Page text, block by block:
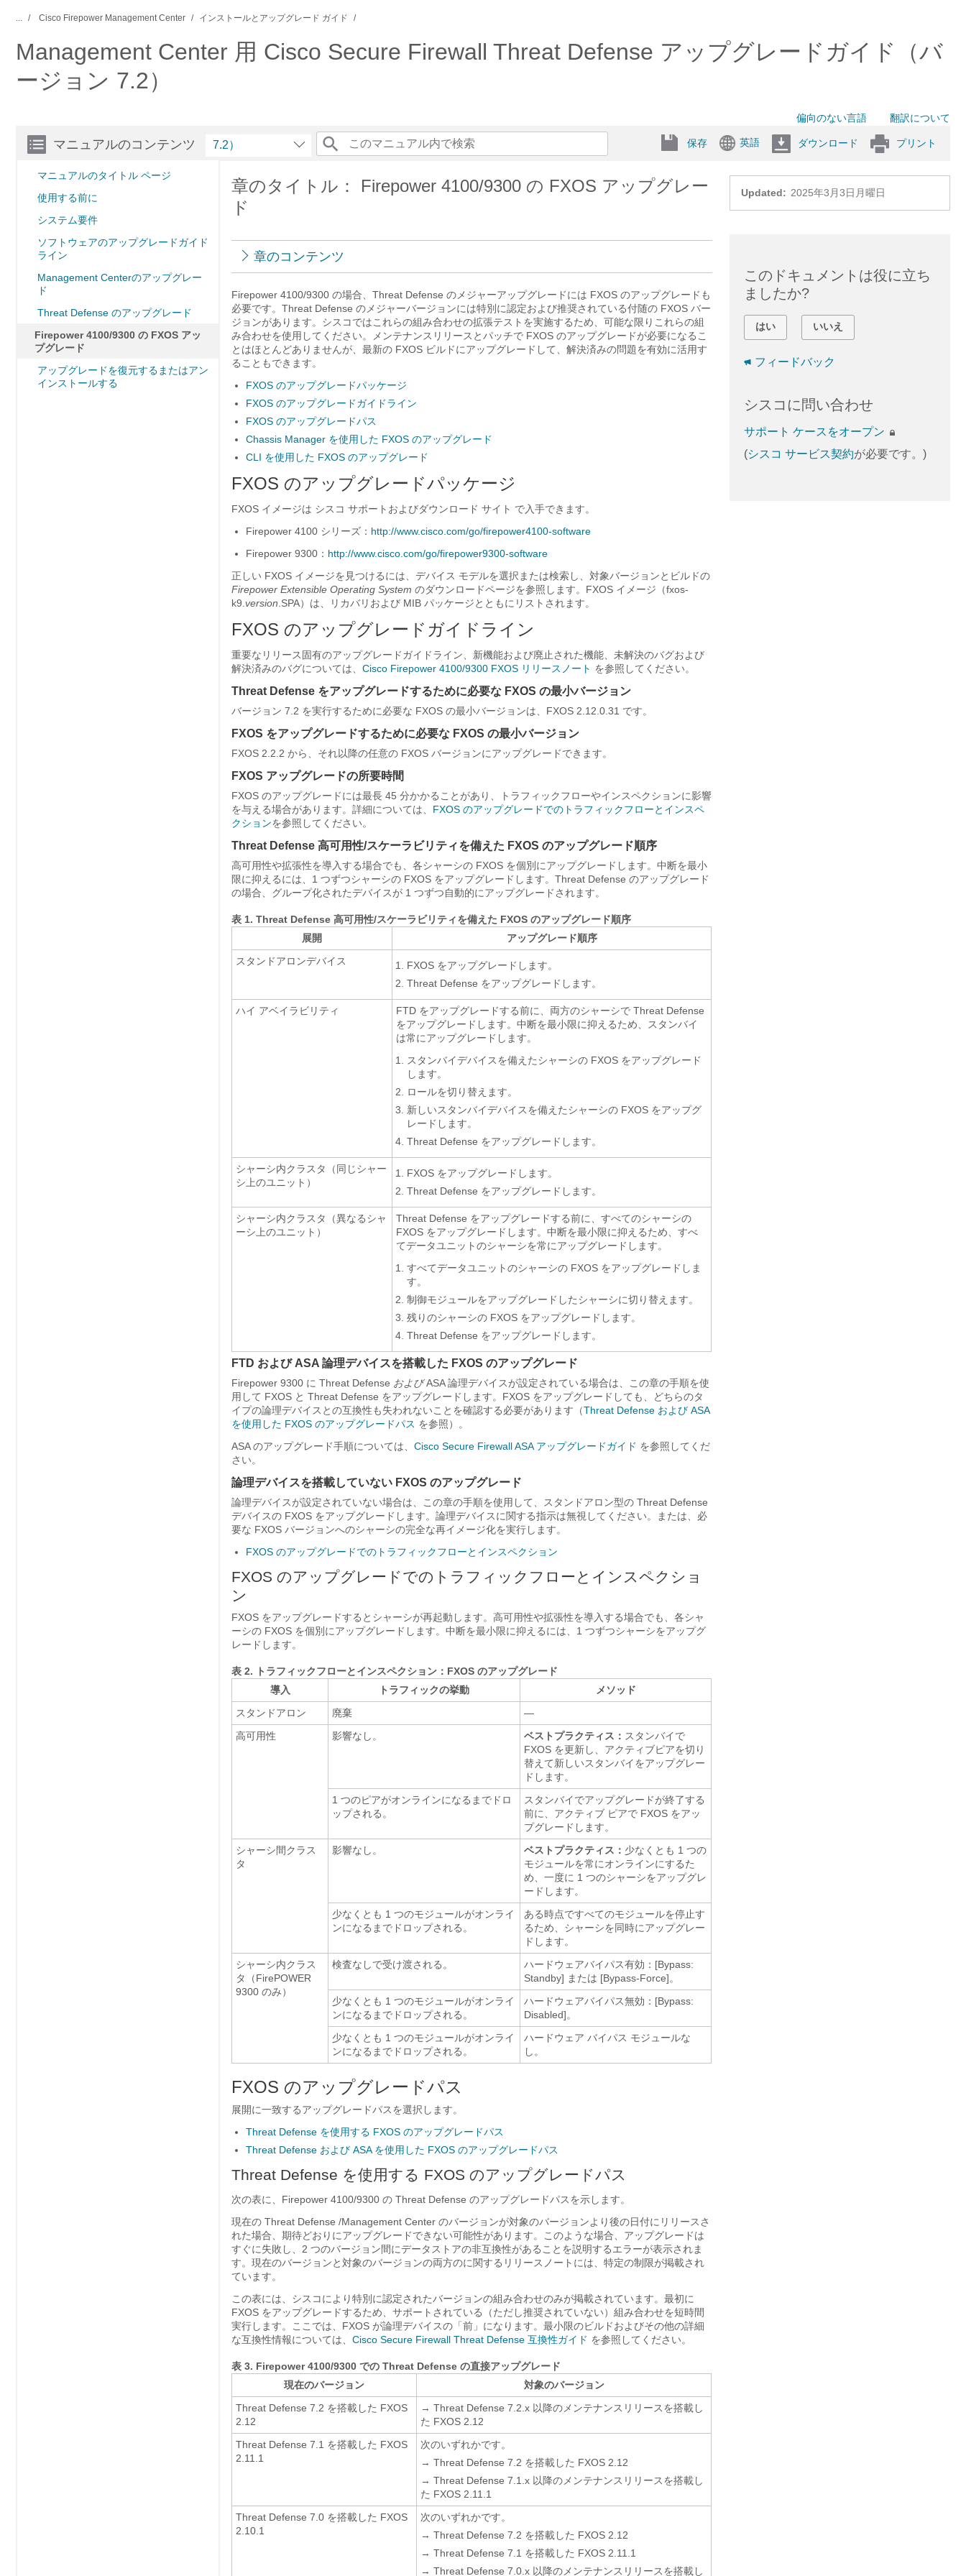
... Cisco Firepower Management Center インストールとアップグレード ガイド
Management Center 用 Cisco Secure Firewall Threat Defense アップグレードガイド（バ
ージョン 7.2）
偏向のない言語 翻訳について
マニュアルのコンテンツ
マニュアルのタイトル ページ
使用する前に
システム要件
ソフトウェアのアップグレードガイド
ライン
Management Centerのアップグレー
ド
Threat Defense のアップグレード
Firepower 4100/9300 の FXOS アッ
プグレード
アップグレードを復元するまたはアン
インストールする
7.2） 保存 英語 ダウンロード プリント
Updated: 2025年3月3日月曜日
章のタイトル： Firepower 4100/9300 の FXOS アップグレー
ド
章のコンテンツ
Firepower 4100/9300 の場合、 Threat Defense のメジャーアップグレードには FXOS のアップグレードも
必要です。 Threat Defense のメジャーバージョンには特別に認定および推奨されている付随の FXOS バー
ジョンがあります。シスコではこれらの組み合わせの拡張テストを実施するため、可能な限りこれらの組
み合わせを使用してください。メンテナンスリリースとパッチで FXOS のアップグレードが必要になるこ
とはほとんどありませんが、最新の FXOS ビルドにアップグレードして、解決済みの問題を有効に活用す
ることもできます。
FXOS のアップグレードパッケージ
FXOS のアップグレードガイドライン
FXOS のアップグレードパス
Chassis Manager を使用した FXOS のアップグレード
CLI を使用した FXOS のアップグレード
FXOS のアップグレードパッケージ
FXOS イメージは シスコ サポートおよびダウンロード サイト で入手できます。
Firepower 4100 シリーズ： http://www.cisco.com/go/firepower4100-software
Firepower 9300： http://www.cisco.com/go/firepower9300-software
正しい FXOS イメージを見つけるには、デバイス モデルを選択または検索し、対象バージョンとビルドの
Firepower Extensible Operating System のダウンロードページを参照します。FXOS イメージ（fxos-
k9. version .SPA）は、リカバリおよび MIB パッケージとともにリストされます。
FXOS のアップグレードガイドライン
重要なリリース固有のアップグレードガイドライン、新機能および廃止された機能、未解決のバグおよび
解決済みのバグについては、 Cisco Firepower 4100/9300 FXOS リリースノート を参照してください。
Threat Defense をアップグレードするために必要な FXOS の最小バージョン
バージョン 7.2 を実行するために必要な FXOS の最小バージョンは、 FXOS 2.12.0.31 です。
FXOS をアップグレードするために必要な FXOS の最小バージョン
FXOS 2.2.2 から、それ以降の任意の FXOS バージョンにアップグレードできます。
FXOS アップグレードの所要時間
FXOS のアップグレードには最長 45 分かかることがあり、トラフィックフローやインスペクションに影響
を与える場合があります。詳細については、 FXOS のアップグレードでのトラフィックフローとインスペ
クションを参照してください。
Threat Defense 高可用性/スケーラビリティを備えた FXOS のアップグレード順序
高可用性や拡張性を導入する場合でも、各シャーシの FXOS を個別にアップグレードします。中断を最小
限に抑えるには、1 つずつシャーシの FXOS をアップグレードします。 Threat Defense のアップグレード
の場合、グループ化されたデバイスが 1 つずつ自動的にアップグレードされます。
表 1. Threat Defense 高可用性/スケーラビリティを備えた FXOS のアップグレード順序
展開
アップグレード順序
スタンドアロンデバイス
FXOS をアップグレードします。
Threat Defense をアップグレードします。
ハイ アベイラビリティ FTD をアップグレードする前に、両方のシャーシで Threat Defense
をアップグレードします。中断を最小限に抑えるため、スタンバイ
は常にアップグレードします。
スタンバイデバイスを備えたシャーシの FXOS をアップグレード
します。
ロールを切り替えます。
新しいスタンバイデバイスを備えたシャーシの FXOS をアップグ
レードします。
Threat Defense をアップグレードします。
シャーシ内クラスタ（同じシャー
シ上のユニット）
FXOS をアップグレードします。
Threat Defense をアップグレードします。
シャーシ内クラスタ（異なるシャ
ーシ上のユニット）
Threat Defense をアップグレードする前に、すべてのシャーシの
FXOS をアップグレードします。中断を最小限に抑えるため、すべ
てデータユニットのシャーシを常にアップグレードします。
すべてデータユニットのシャーシの FXOS をアップグレードしま
す。
制御モジュールをアップグレードしたシャーシに切り替えます。
残りのシャーシの FXOS をアップグレードします。
Threat Defense をアップグレードします。
FTD および ASA 論理デバイスを搭載した FXOS のアップグレード
Firepower 9300 に Threat Defense およびASA 論理デバイスが設定されている場合は、この章の手順を使
用して FXOS と Threat Defense をアップグレードします。FXOS をアップグレードしても、どちらのタ
イプの論理デバイスとの互換性も失われないことを確認する必要があります（Threat Defense および ASA
を使用した FXOS のアップグレードパス を参照）。
ASA のアップグレード手順については、 Cisco Secure Firewall ASA アップグレードガイド を参照してくだ
さい。
論理デバイスを搭載していない FXOS のアップグレード
論理デバイスが設定されていない場合は、この章の手順を使用して、スタンドアロン型の Threat Defense
デバイスの FXOS をアップグレードします。論理デバイスに関する指示は無視してください。または、必
要な FXOS バージョンへのシャーシの完全な再イメージ化を実行します。
FXOS のアップグレードでのトラフィックフローとインスペクション
FXOS のアップグレードでのトラフィックフローとインスペクショ
ン
FXOS をアップグレードするとシャーシが再起動します。高可用性や拡張性を導入する場合でも、各シャ
ーシの FXOS を個別にアップグレードします。中断を最小限に抑えるには、1 つずつシャーシをアップグ
レードします。
表 2.
トラフィックフローとインスペクション：FXOS のアップグレード
導入
トラフィックの挙動
メソッド
スタンドアロン
廃棄
—
高可用性
影響なし。 ベストプラクティス： スタンバイで
FXOS を更新し、アクティブピアを切り
替えて新しいスタンバイをアップグレー
ドします。
1 つのピアがオンラインになるまでドロ
ップされる。
スタンバイでアップグレードが終了する
前に、アクティブ ピアで FXOS をアッ
プグレードします。
シャーシ間クラス
タ
影響なし。 ベストプラクティス： 少なくとも 1 つの
モジュールを常にオンラインにするた
め、一度に 1 つのシャーシをアップグレ
ードします。
少なくとも 1 つのモジュールがオンライ
ンになるまでドロップされる。
ある時点ですべてのモジュールを停止す
るため、シャーシを同時にアップグレー
ドします。
シャーシ内クラス
タ（FirePOWER
9300 のみ）
検査なしで受け渡される。
ハードウェアバイパス有効：[Bypass:
Standby] または [Bypass‑Force]。
少なくとも 1 つのモジュールがオンライ
ンになるまでドロップされる。
ハードウェアバイパス無効：[Bypass:
Disabled]。
少なくとも 1 つのモジュールがオンライ
ンになるまでドロップされる。
ハードウェア バイパス モジュールな
し。
FXOS のアップグレードパス
展開に一致するアップグレードパスを選択します。
Threat Defense を使用する FXOS のアップグレードパス
Threat Defense および ASA を使用した FXOS のアップグレードパス
Threat Defense を使用する FXOS のアップグレードパス
次の表に、Firepower 4100/9300 の Threat Defense のアップグレードパスを示します。
現在の Threat Defense /Management Center のバージョンが対象のバージョンより後の日付にリリースさ
れた場合、期待どおりにアップグレードできない可能性があります。このような場合、アップグレードは
すぐに失敗し、2 つのバージョン間にデータストアの非互換性があることを説明するエラーが表示されま
す。現在のバージョンと対象のバージョンの両方のに関するリリースノートには、特定の制限が掲載され
ています。
この表には、シスコにより特別に認定されたバージョンの組み合わせのみが掲載されています。最初に
FXOS をアップグレードするため、サポートされている（ただし推奨されていない）組み合わせを短時間
実行します。ここでは、FXOS が論理デバイスの「前」になります。最小限のビルドおよびその他の詳細
な互換性情報については、 Cisco Secure Firewall Threat Defense 互換性ガイド を参照してください。
表 3. Firepower 4100/9300 での Threat Defense の直接アップグレード
現在のバージョン
対象のバージョン
Threat Defense 7.2 を搭載した FXOS
2.12
→ Threat Defense 7.2.x 以降のメンテナンスリリースを搭載し
た FXOS 2.12
Threat Defense 7.1 を搭載した FXOS
2.11.1
次のいずれかです。
→ Threat Defense 7.2 を搭載した FXOS 2.12
→ Threat Defense 7.1.x 以降のメンテナンスリリースを搭載し
た FXOS 2.11.1
Threat Defense 7.0 を搭載した FXOS
2.10.1
次のいずれかです。
→ Threat Defense 7.2 を搭載した FXOS 2.12
→ Threat Defense 7.1 を搭載した FXOS 2.11.1
→ Threat Defense 7.0.x 以降のメンテナンスリリースを搭載し
このドキュメントは役に立ち
ましたか?
はい いいえ
フィードバック
シスコに問い合わせ
サポート ケースをオープン
(シスコ サービス契約が必要です。)